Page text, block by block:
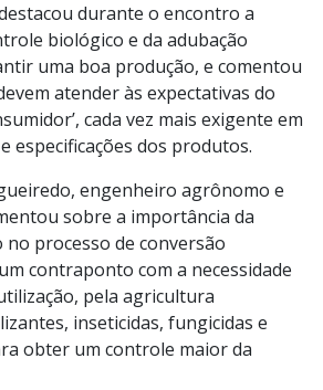
durante o encontro a
biológico e da adubação
uma boa produção, e comentou
atender às expectativas do
cada vez mais exigente em
especificações dos produtos.
engenheiro agrônomo e
sobre a importância da
processo de conversão
contraponto com a necessidade
pela agricultura
inseticidas, fungicidas e
obter um controle maior da